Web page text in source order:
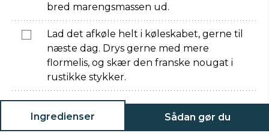
bred marengsmassen ud.
Lad det afkøle helt i køleskabet, gerne til
næste dag. Drys gerne med mere
flormelis, og skær den franske nougat i
rustikke stykker.
Ingredienser Sådan gør du